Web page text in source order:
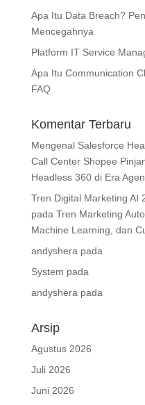
Apa Itu Data Breach?
Mencegahnya
Platform IT Service
Apa Itu Communication
FAQ
Komentar Terbaru
Mengenal Salesforce
Call Center Shopee
Headless 360 di Era
Tren Digital Marketing AI
pada Tren Marketing
Machine Learning, dan
andyshera pada
System pada
andyshera pada
Arsip
Agustus 2026
Juli 2026
Juni 2026